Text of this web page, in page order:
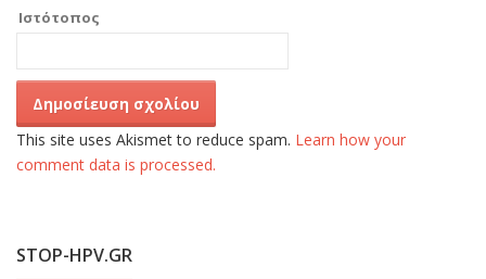
Ιστότοπος
This site uses Akismet to reduce spam. Learn how your
comment data is processed.
STOP-HPV.GR